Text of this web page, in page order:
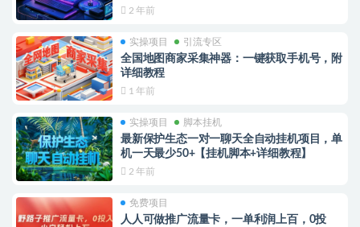
教程】
2 年前
实操项目 引流专区
全国地图商家采集神器：一键获取手机号，附
详细教程
1 年前
实操项目 脚本挂机
最新保护生态一对一聊天全自动挂机项目，单
机一天最少50+【挂机脚本+详细教程】
2 年前
免费项目
人人可做推广流量卡，一单利润上百，0投